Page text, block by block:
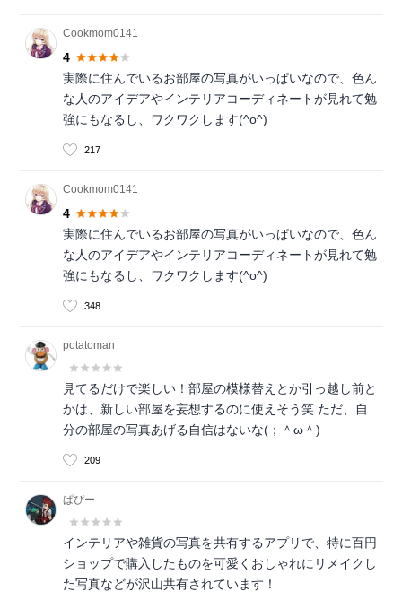
Cookmom0141
4
実際に住んでいるお部屋の写真がいっぱいなので、色ん
な人のアイデアやインテリアコーディネートが見れて勉
強にもなるし、ワクワクします(^o^)
217
Cookmom0141
4
実際に住んでいるお部屋の写真がいっぱいなので、色ん
な人のアイデアやインテリアコーディネートが見れて勉
強にもなるし、ワクワクします(^o^)
348
potatoman
見てるだけで楽しい！部屋の模様替えとか引っ越し前と
かは、新しい部屋を妄想するのに使えそう笑 ただ、自
分の部屋の写真あげる自信はないな(；＾ω＾)
209
ぱぴー
インテリアや雑貨の写真を共有するアプリで、特に百円
ショップで購入したものを可愛くおしゃれにリメイクし
た写真などが沢山共有されています！